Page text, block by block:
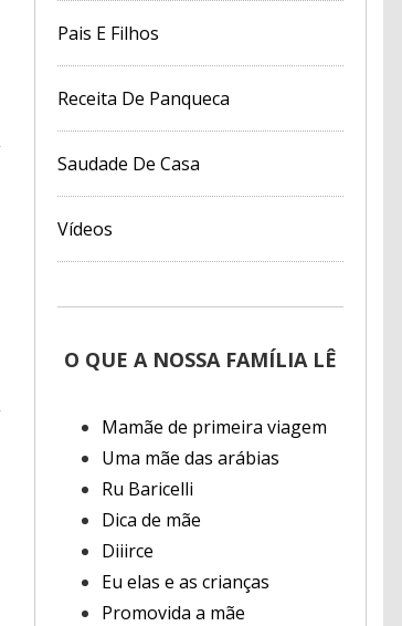
Pais E Filhos
Receita De Panqueca
Saudade De Casa
Vídeos
O QUE A NOSSA FAMÍLIA LÊ
Mamãe de primeira viagem
Uma mãe das arábias
Ru Baricelli
Dica de mãe
Diiirce
Eu elas e as crianças
Promovida a mãe